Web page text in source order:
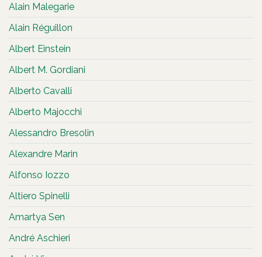
Alain Malegarie
Alain Réguillon
Albert Einstein
Albert M. Gordiani
Alberto Cavalli
Alberto Majocchi
Alessandro Bresolin
Alexandre Marin
Alfonso Iozzo
Altiero Spinelli
Amartya Sen
André Aschieri